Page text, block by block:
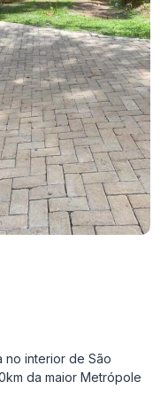
no interior de São
da maior Metrópole